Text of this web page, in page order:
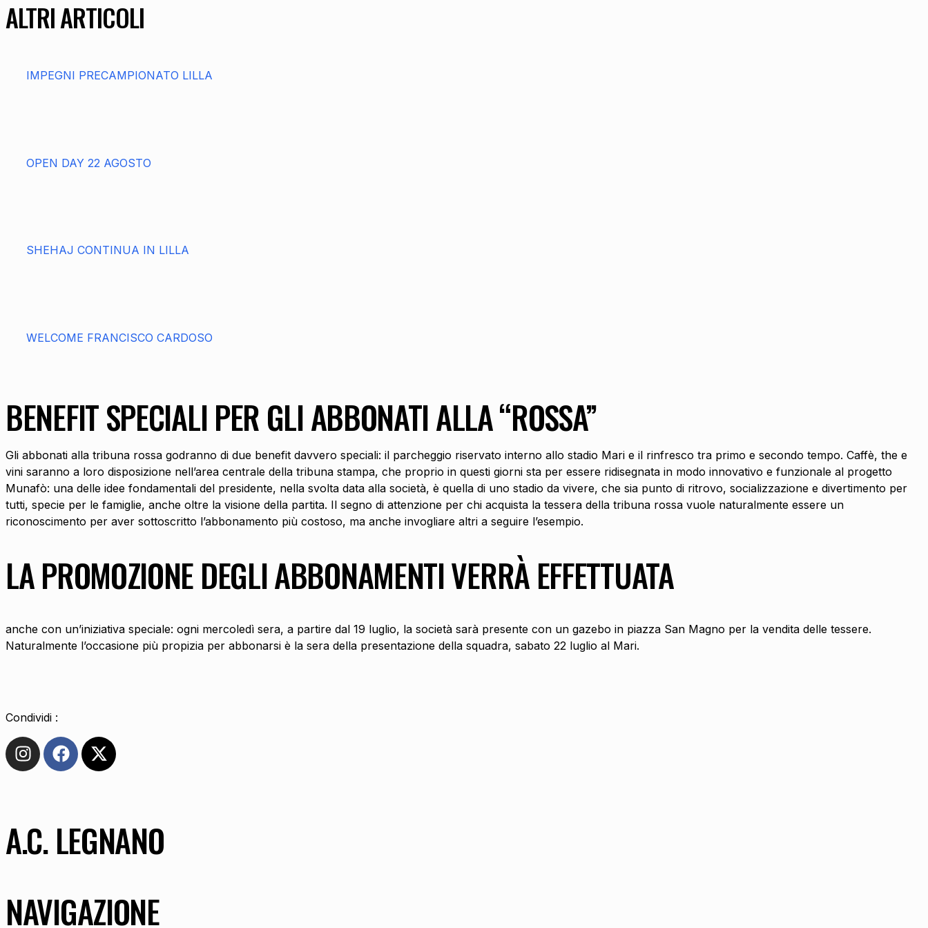
ALTRI ARTICOLI
IMPEGNI PRECAMPIONATO LILLA
OPEN DAY 22 AGOSTO
SHEHAJ CONTINUA IN LILLA
WELCOME FRANCISCO CARDOSO
BENEFIT SPECIALI PER GLI ABBONATI ALLA “ROSSA”
Gli abbonati alla tribuna rossa godranno di due benefit davvero speciali: il parcheggio riservato interno allo stadio Mari e il rinfresco tra primo e secondo tempo. Caffè, the e
vini saranno a loro disposizione nell’area centrale della tribuna stampa, che proprio in questi giorni sta per essere ridisegnata in modo innovativo e funzionale al progetto
Munafò: una delle idee fondamentali del presidente, nella svolta data alla società, è quella di uno stadio da vivere, che sia punto di ritrovo, socializzazione e divertimento per
tutti, specie per le famiglie, anche oltre la visione della partita. Il segno di attenzione per chi acquista la tessera della tribuna rossa vuole naturalmente essere un
riconoscimento per aver sottoscritto l’abbonamento più costoso, ma anche invogliare altri a seguire l’esempio.
LA PROMOZIONE DEGLI ABBONAMENTI VERRÀ EFFETTUATA
anche con un’iniziativa speciale: ogni mercoledì sera, a partire dal 19 luglio, la società sarà presente con un gazebo in piazza San Magno per la vendita delle tessere.
Naturalmente l’occasione più propizia per abbonarsi è la sera della presentazione della squadra, sabato 22 luglio al Mari.
Condividi :
A.C. LEGNANO
NAVIGAZIONE